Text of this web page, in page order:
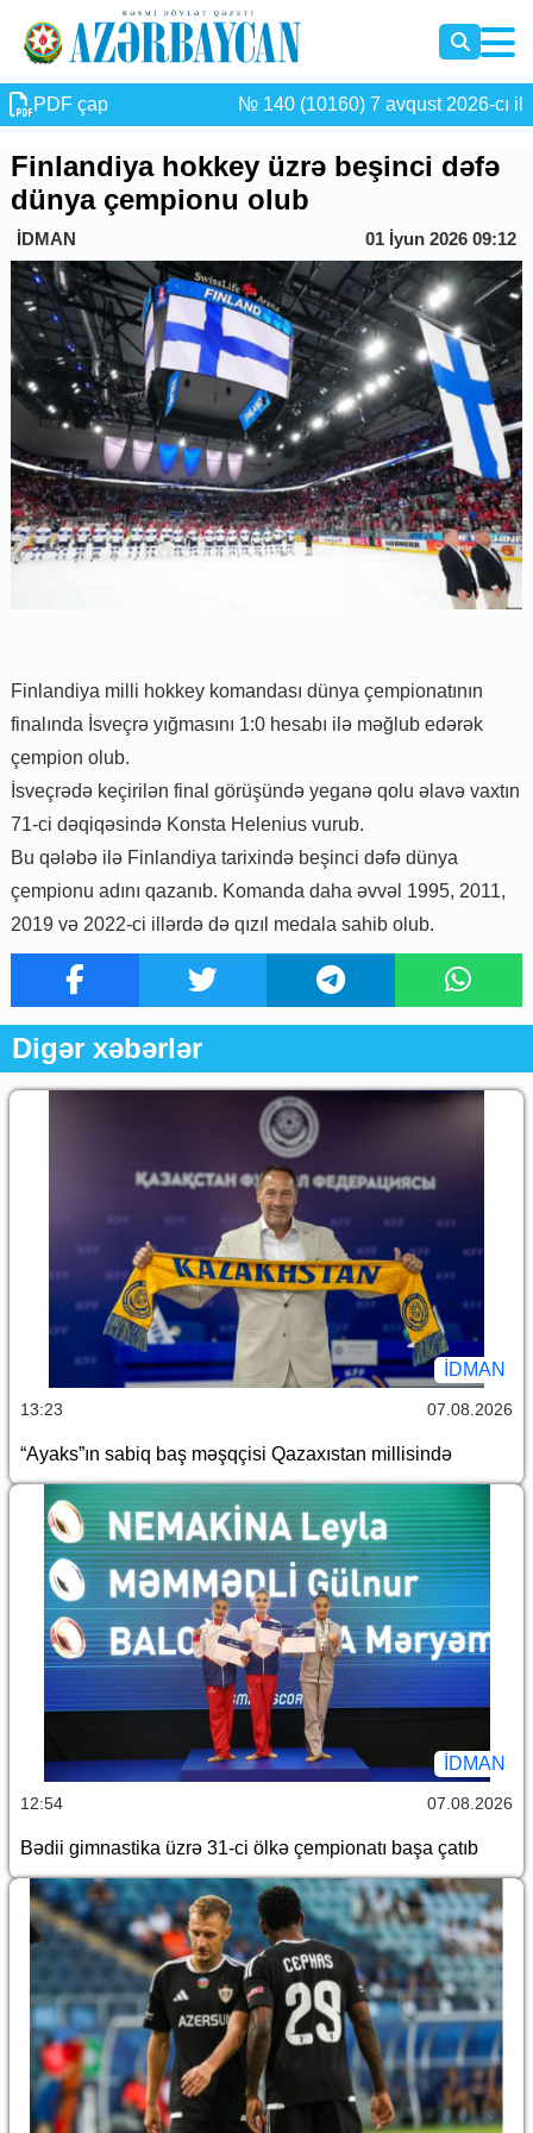
PDF çap № 140 (10160) 7 avqust 2026-cı il
Finlandiya hokkey üzrə beşinci dəfə
dünya çempionu olub
İDMAN 01 İyun 2026 09:12
Finlandiya milli hokkey komandası dünya çempionatının
finalında İsveçrə yığmasını 1:0 hesabı ilə məğlub edərək
çempion olub.
İsveçrədə keçirilən final görüşündə yeganə qolu əlavə vaxtın
71-ci dəqiqəsində Konsta Helenius vurub.
Bu qələbə ilə Finlandiya tarixində beşinci dəfə dünya
çempionu adını qazanıb. Komanda daha əvvəl 1995, 2011,
2019 və 2022-ci illərdə də qızıl medala sahib olub.
Digər xəbərlər
İDMAN
13:23 07.08.2026
“Ayaks”ın sabiq baş məşqçisi Qazaxıstan millisində
İDMAN
12:54 07.08.2026
Bədii gimnastika üzrə 31-ci ölkə çempionatı başa çatıb